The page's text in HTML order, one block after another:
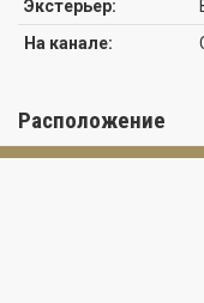
Экстерьер:
На канале:
Расположение